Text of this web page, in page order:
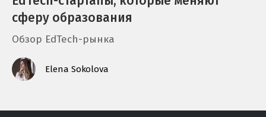
сферу образования
Обзор EdTech-рынка
Elena Sokolova